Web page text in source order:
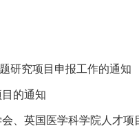
研究项目申报工作的通知
的通知
、英国医学科学院人才项